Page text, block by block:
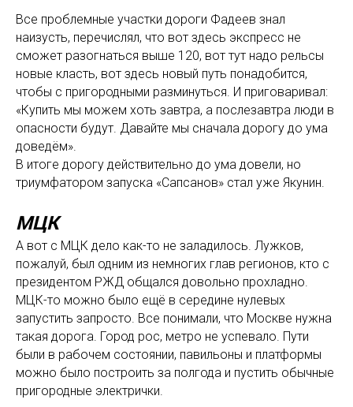
Все проблемные участки дороги Фадеев знал
наизусть, перечислял, что вот здесь экспресс не
сможет разогнаться выше 120, вот тут надо рельсы
новые класть, вот здесь новый путь понадобится,
чтобы с пригородными разминуться. И приговаривал:
«Купить мы можем хоть завтра, а послезавтра люди в
опасности будут. Давайте мы сначала дорогу до ума
доведём».
В итоге дорогу действительно до ума довели, но
триумфатором запуска «Сапсанов» стал уже Якунин.
МЦК
А вот с МЦК дело как-то не заладилось. Лужков,
пожалуй, был одним из немногих глав регионов, кто с
президентом РЖД общался довольно прохладно.
МЦК-то можно было ещё в середине нулевых
запустить запросто. Все понимали, что Москве нужна
такая дорога. Город рос, метро не успевало. Пути
были в рабочем состоянии, павильоны и платформы
можно было построить за полгода и пустить обычные
пригородные электрички.